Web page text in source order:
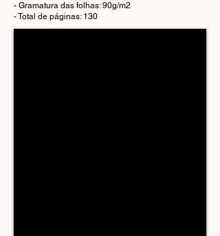
- Gramatura das folhas: 90g/m2
- Total de páginas: 130